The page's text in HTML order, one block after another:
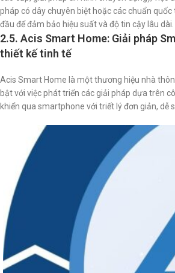
pháp có dây chuyên biệt hoặc các chuẩn
đầu để đảm bảo hiệu suất và độ tin cậy lâu dài.
2.5. Acis Smart Home: Giải pháp
thiết kế tinh tế
Acis Smart Home là một thương hiệu nhà
bật với việc phát triển các giải pháp dựa trên
khiển qua smartphone với triết lý đơn giản, dễ